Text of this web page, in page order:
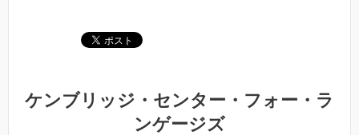
ケンブリッジ・センター・フォー・ラ
ンゲージズ